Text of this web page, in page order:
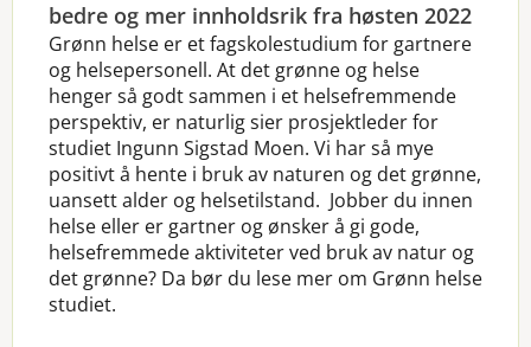
bedre og mer innholdsrik fra høsten 2022
Grønn helse er et fagskolestudium for gartnere
og helsepersonell. At det grønne og helse
henger så godt sammen i et helsefremmende
perspektiv, er naturlig sier prosjektleder for
studiet Ingunn Sigstad Moen. Vi har så mye
positivt å hente i bruk av naturen og det grønne,
uansett alder og helsetilstand. Jobber du innen
helse eller er gartner og ønsker å gi gode,
helsefremmede aktiviteter ved bruk av natur og
det grønne? Da bør du lese mer om Grønn helse
studiet.